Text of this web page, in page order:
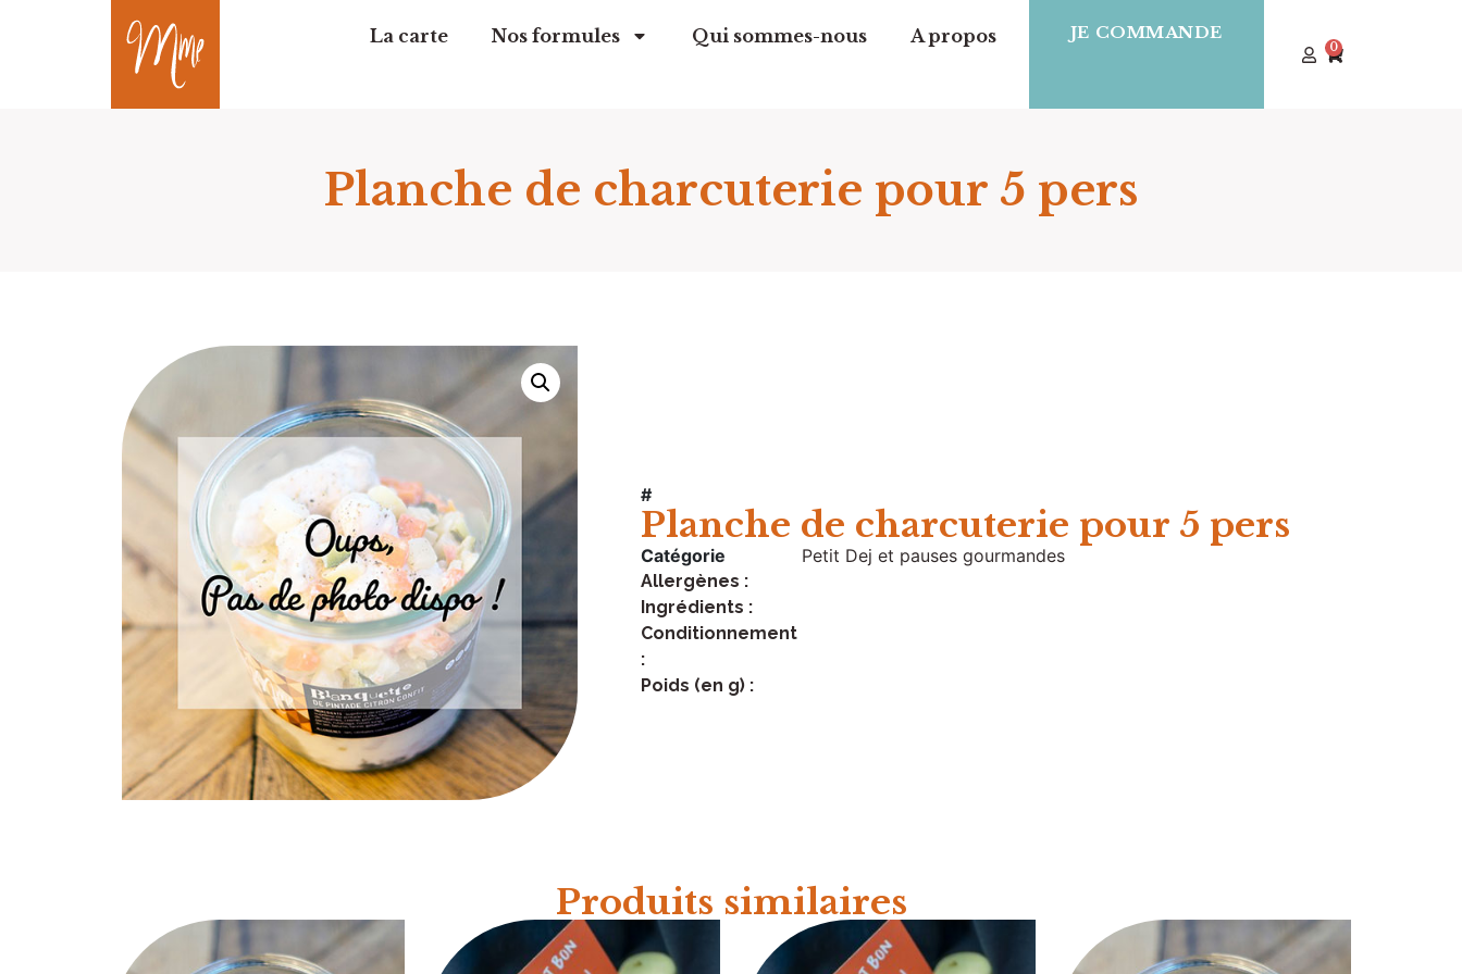
La carte Nos formules Qui sommes-nous A propos JE COMMANDE
0
Planche de charcuterie pour 5 pers
#
Planche de charcuterie pour 5 pers
Catégorie Petit Dej et pauses gourmandes
Allergènes :
Ingrédients :
Conditionnement
:
Poids (en g) :
Produits similaires